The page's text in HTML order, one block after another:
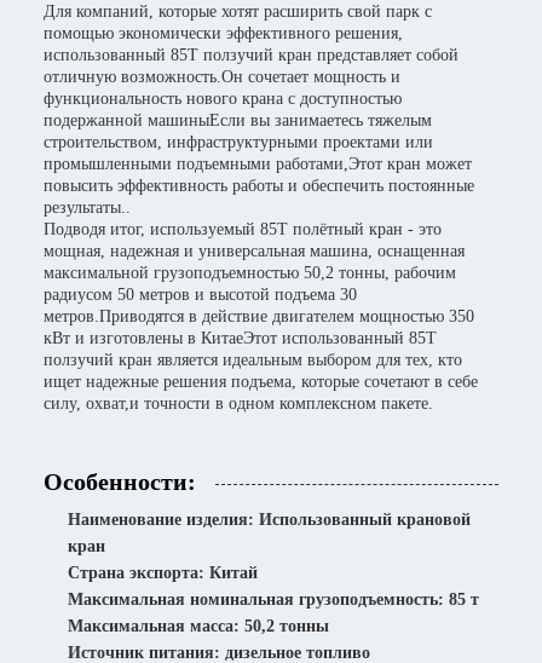
Для компаний, которые хотят расширить свой парк с
помощью экономически эффективного решения,
использованный 85T ползучий кран представляет собой
отличную возможность.Он сочетает мощность и
функциональность нового крана с доступностью
подержанной машиныЕсли вы занимаетесь тяжелым
строительством, инфраструктурными проектами или
промышленными подъемными работами,Этот кран может
повысить эффективность работы и обеспечить постоянные
результаты..
Подводя итог, используемый 85T полётный кран - это
мощная, надежная и универсальная машина, оснащенная
максимальной грузоподъемностью 50,2 тонны, рабочим
радиусом 50 метров и высотой подъема 30
метров.Приводятся в действие двигателем мощностью 350
кВт и изготовлены в КитаеЭтот использованный 85T
ползучий кран является идеальным выбором для тех, кто
ищет надежные решения подъема, которые сочетают в себе
силу, охват,и точности в одном комплексном пакете.
Особенности:
Наименование изделия: Использованный крановой
кран
Страна экспорта: Китай
Максимальная номинальная грузоподъемность: 85 т
Максимальная масса: 50,2 тонны
Источник питания: дизельное топливо